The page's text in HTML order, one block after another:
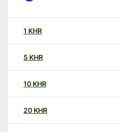
1 KHR
5 KHR
10 KHR
20 KHR